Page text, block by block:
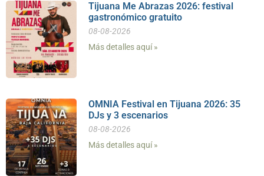
Tijuana Me Abrazas 2026: festival
gastronómico gratuito
08-08-2026
Más detalles aquí »
OMNIA Festival en Tijuana 2026: 35
DJs y 3 escenarios
08-08-2026
Más detalles aquí »